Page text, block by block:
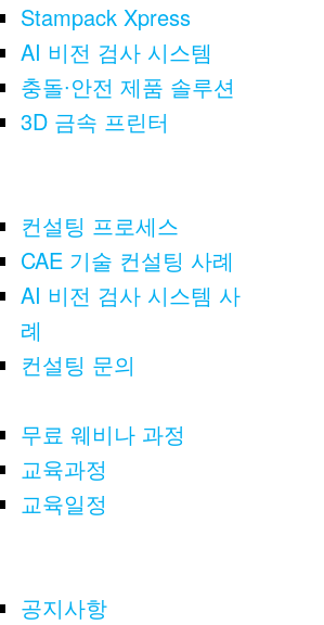
Stampack Xpress
AI 비전 검사 시스템
충돌∙안전 제품 솔루션
3D 금속 프린터
컨설팅 프로세스
CAE 기술 컨설팅 사례
AI 비전 검사 시스템 사
례
컨설팅 문의
무료 웨비나 과정
교육과정
교육일정
공지사항